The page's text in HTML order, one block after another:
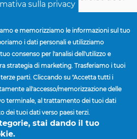
van
geproduceerd in de
het Duitse Solingen en zijn
het eerste kwartaal
wereldleider op het
en blijft zijn
en lichter
sulla privacy
e memorizziamo le informazioni sul tuo
i dati personali e utilizziamo
consenso per l'analisi dell'utilizzo e
strategia di marketing. Trasferiamo i tuoi
parti. Cliccando su "Accetta tutti i
all'accesso/memorizzazione delle
terminale, al trattamento dei tuoi dati
dei tuoi dati verso paesi terzi.
stai dando il tuo